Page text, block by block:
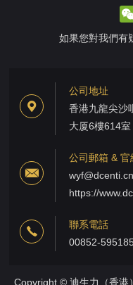
如果您對我們有
公司地址
香港九龍尖沙
大厦6樓614室
公司郵箱 & 官
wyf@dcenti.cn
https://
聯系電話
00852-
Copyright © 迪生力（香港